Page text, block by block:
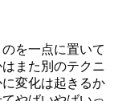
を一点に置いて
また別のテクニ
変化は起きるか